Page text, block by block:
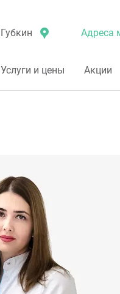
Губкин Адреса
Услуги и цены Акции